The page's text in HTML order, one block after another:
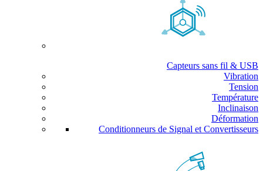
Capteurs sans fil & USB
Vibration
Tension
Température
Inclinaison
Déformation
Conditionneurs de Signal et Convertisseurs